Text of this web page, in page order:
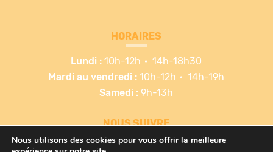
HORAIRES
Lundi : 10h-12h
14h-18h30
Mardi au vendredi : 10h-12h
14h-19h
Samedi : 9h-13h
NOUS SUIVRE
Nous utilisons des cookies pour vous offrir la meilleure